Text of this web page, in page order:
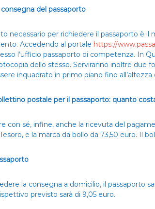
del passaporto
necessario per richiedere il passaporto è il
Accedendo al portale https://
l’ufficio passaporto di competenza. In
dello stesso. Serviranno inoltre due
inquadrato in primo piano fino
postale per il passaporto: quanto
con sé, infine, anche la ricevuta del
e la marca da bollo da 73,50 euro. Il
la consegna a domicilio, il passaporto
previsto sarà di 9,05 euro.